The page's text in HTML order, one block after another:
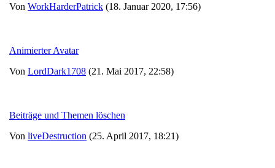
Von WorkHarderPatrick (18. Januar 2020, 17:56)
Animierter Avatar
Von LordDark1708 (21. Mai 2017, 22:58)
Beiträge und Themen löschen
Von liveDestruction (25. April 2017, 18:21)